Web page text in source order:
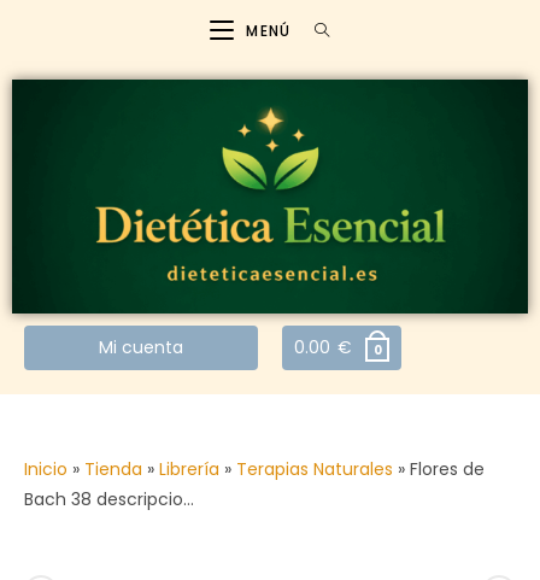
MENÚ
Mi cuenta 0.00 € 0
Inicio » Tienda » Librería » Terapias Naturales » Flores de
Bach 38 descripcio…